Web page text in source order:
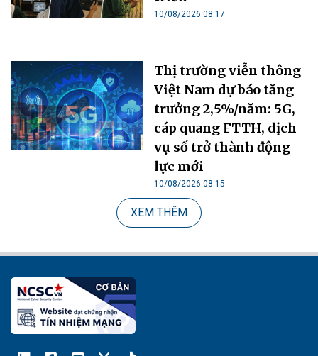
10/08/2026 08:17
Thị trường viễn thông
Việt Nam dự báo tăng
trưởng 2,5%/năm: 5G,
cáp quang FTTH, dịch
vụ số trở thành động
lực mới
10/08/2026 08:15
XEM THÊM